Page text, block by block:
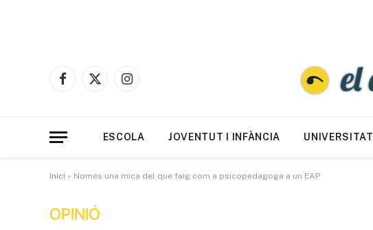
Facebook
X
Instagram
ESCOLA JOVENTUT I INFÀNCIA UNIVERSITAT
Inici » Només una mica del que faig com a psicopedagoga a un EAP
OPINIÓ